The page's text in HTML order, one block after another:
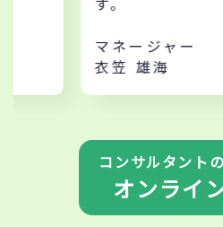
マネージャー
衣笠 雄海
コンサルタント
オンライ